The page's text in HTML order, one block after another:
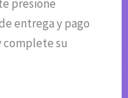
presione
entrega y pago
complete su